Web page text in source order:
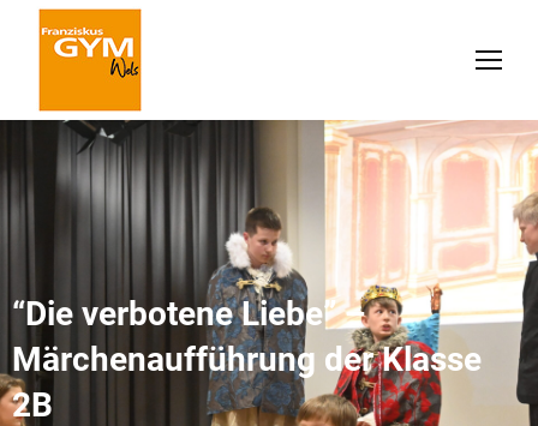
“Die verbotene Liebe” –
Märchenaufführung der Klasse
2B